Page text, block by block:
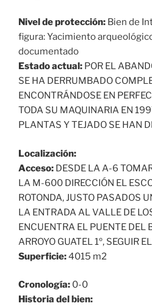
Nivel de protección: Bien de
figura: Yacimiento
documentado
Estado actual: POR EL
SE HA DERRUMBADO
ENCONTRÁNDOSE EN
TODA SU MAQUINARIA EN
PLANTAS Y TEJADO SE HAN
Localización:
Acceso: DESDE LA A-6
LA M-600 DIRECCIÓN EL
ROTONDA, JUSTO PASADOS
LA ENTRADA AL VALLE DE
ENCUENTRA EL PUENTE DEL
ARROYO GUATEL 1º, SEGUIR
Superficie:4015 m2
Cronología: 0-0
Historia del bien: